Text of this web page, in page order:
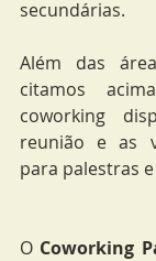
secundárias.
Além das
citamos
coworking
reunião e as
para palestras
O Coworking